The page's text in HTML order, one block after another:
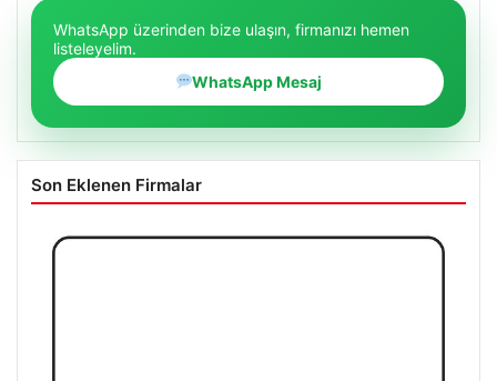
WhatsApp üzerinden bize ulaşın, firmanızı hemen
listeleyelim.
WhatsApp Mesaj
Son Eklenen Firmalar